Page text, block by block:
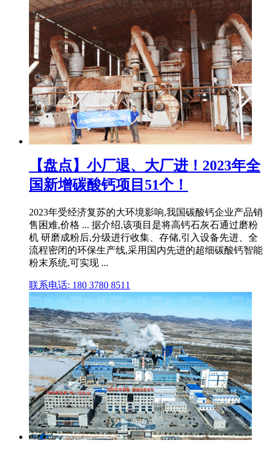
【盘点】小厂退、大厂进！2023年全
国新增碳酸钙项目51个！
2023年受经济复苏的大环境影响,我国碳酸钙企业产品销
售困难,价格 ... 据介绍,该项目是将高钙石灰石通过磨粉
机 研磨成粉后,分级进行收集、存储,引入设备先进、全
流程密闭的环保生产线,采用国内先进的超细碳酸钙智能
粉末系统,可实现 ...
联系电话: 180 3780 8511